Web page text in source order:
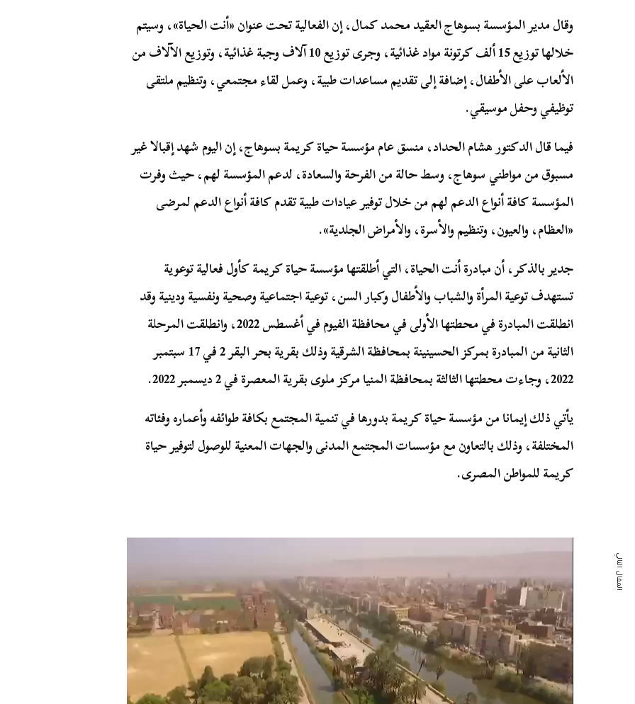
وقال مدير المؤسسة بسوهاج العقيد محمد كمال، إن الفعالية تحت عنوان «أنت الحياة»، وسيتم
خلالها توزيع 15 ألف كرتونة مواد غذائية، وجرى توزيع 10 آلاف وجبة غذائية، وتوزيع الآلاف من
الألعاب على الأطفال، إضافة إلى تقديم مساعدات طبية، وعمل لقاء مجتمعي، وتنظيم ملتقى
توظيفي وحفل موسيقي.
فيما قال الدكتور هشام الحداد، منسق عام مؤسسة حياة كريمة بسوهاج، إن اليوم شهد إقبالا غير
مسبوق من مواطني سوهاج، وسط حالة من الفرحة والسعادة، لدعم المؤسسة لهم، حيث وفرت
المؤسسة كافة أنواع الدعم لهم من خلال توفير عيادات طبية تقدم كافة أنواع الدعم لمرضى
«العظام، والعيون، وتنظيم والأسرة، والأمراض الجلدية».
جدير بالذكر، أن مبادرة أنت الحياة، التي أطلقتها مؤسسة حياة كريمة كأول فعالية توعوية
تستهدف توعية المرأة والشباب والأطفال وكبار السن، توعية اجتماعية وصحية ونفسية ودينية وقد
انطلقت المبادرة في محطتها الأولى في محافظة الفيوم في أغسطس 2022، وانطلقت المرحلة
الثانية من المبادرة بمركز الحسينينة بمحافظة الشرقية وذلك بقرية بحر البقر 2 في 17 سبتمبر
2022، وجاءت محطتها الثالثة بمحافظة المنيا مركز ملوى بقرية المعصرة في 2 ديسمبر 2022.
يأتي ذلك إيمانا من مؤسسة حياة كريمة بدورها في تنمية المجتمع بكافة طوائفه وأعماره وفئاته
المختلفة، وذلك بالتعاون مع مؤسسات المجتمع المدنى والجهات المعنية للوصول لتوفير حياة
كريمة للمواطن المصرى.
المقال التالي